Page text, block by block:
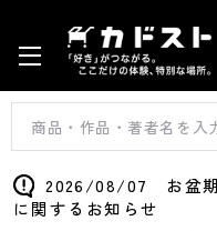
2026/08/07 お盆期
に関するお知らせ